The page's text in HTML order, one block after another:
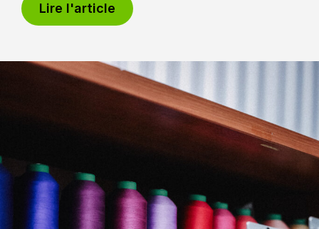
Lire l'article